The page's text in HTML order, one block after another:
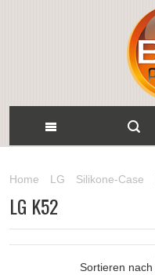
Home LG Silikone-Case
LG K52
Sortieren nach